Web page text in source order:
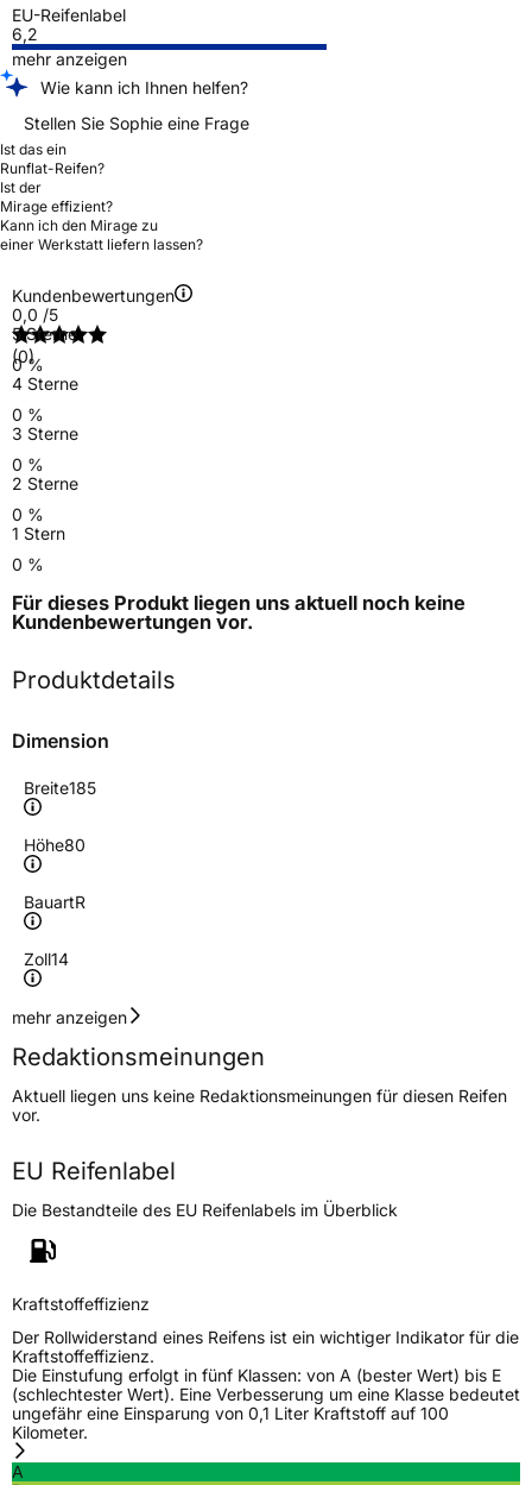
EU-Reifenlabel
6,2
mehr anzeigen
Wie kann ich Ihnen helfen?
Stellen Sie Sophie eine Frage
Ist das ein
Runflat-Reifen?
Ist der
Mirage effizient?
Kann ich den Mirage zu
einer Werkstatt liefern lassen?
Kundenbewertungen
0,0 /5
(0)
5 Sterne
0 %
4 Sterne
0 %
3 Sterne
0 %
2 Sterne
0 %
1 Stern
0 %
Für dieses Produkt liegen uns aktuell noch keine
Kundenbewertungen vor.
Produktdetails
Dimension
Breite185
Höhe80
BauartR
Zoll14
Geschwindigkeitsindex
Höchstgeschwindigkeit
170 km/h
Lastindex102/100
Höchstlast850/800 kg
Generelle Merkmale
Fahrzeugtyp
ModellnameMR 100
FahrzeugartTransporter
Weitere Eigenschaften
mehr anzeigen
Redaktionsmeinungen
Aktuell liegen uns keine Redaktionsmeinungen für diesen Reifen
vor.
EU Reifenlabel
Die Bestandteile des EU Reifenlabels im Überblick
Kraftstoffeffizienz
Der Rollwiderstand eines Reifens ist ein wichtiger Indikator für die
Kraftstoffeffizienz.
Die Einstufung erfolgt in fünf Klassen: von A (bester Wert) bis E
(schlechtester Wert). Eine Verbesserung um eine Klasse bedeutet
ungefähr eine Einsparung von 0,1 Liter Kraftstoff auf 100
Kilometer.
A